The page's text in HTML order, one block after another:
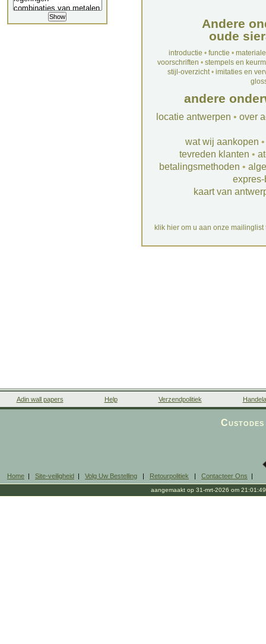
Andere
oude
introductie • functie •
voorschriften • stempels en
stijl-overzicht• imitaties en
andere
locatie antwerpen • over
wat wij aankopen
tevreden klanten •
betalingsmethoden •
kaart van
klik hier om u aan onze mailinglist
Adin wall papers Help Verzendpolitiek
Home | Site-veiligheid | Volg Uw Bestelling | Retourpolitiek | Contacteer Ons |
aangemaakt op 31-mrt-2026 om